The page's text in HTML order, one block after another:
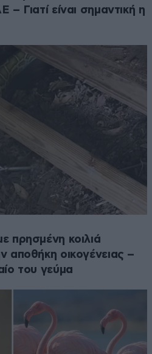
Γιατί είναι σημαντική η
πρησμένη κοιλιά
αποθήκη οικογένειας –
του γεύμα